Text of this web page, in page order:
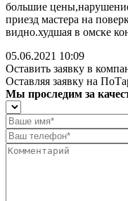
большие
приезд мастера на
видно.худшая в омске
05.06.2021 10:09
Оставить заявку в
Оставляя заявку на
Мы проследим за